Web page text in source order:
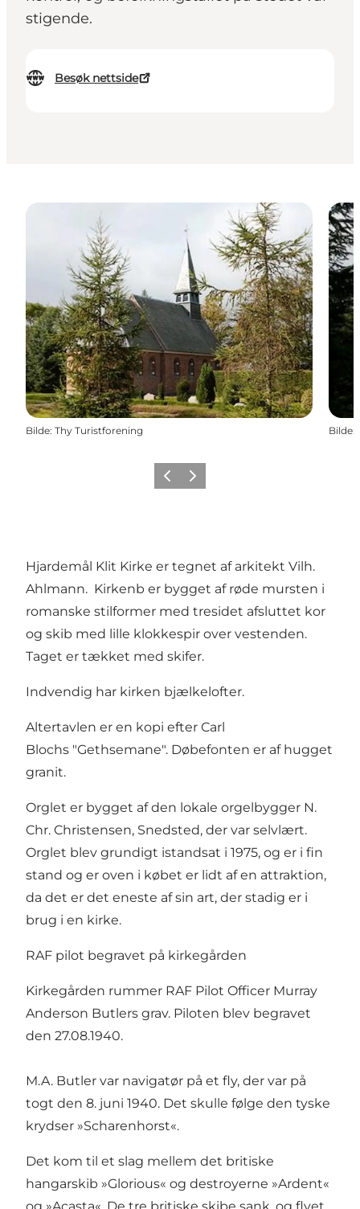
stigende.
Besøk nettside
Bilde: Thy Turistforening Bilde:
ForrigeNeste
Hjardemål Klit Kirke er tegnet af arkitekt Vilh.
Ahlmann. Kirkenb er bygget af røde mursten i
romanske stilformer med tresidet afsluttet kor
og skib med lille klokkespir over vestenden.
Taget er tækket med skifer.
Indvendig har kirken bjælkelofter.
Altertavlen er en kopi efter Carl
Blochs "Gethsemane". Døbefonten er af hugget
granit.
Orglet er bygget af den lokale orgelbygger N.
Chr. Christensen, Snedsted, der var selvlært.
Orglet blev grundigt istandsat i 1975, og er i fin
stand og er oven i købet er lidt af en attraktion,
da det er det eneste af sin art, der stadig er i
brug i en kirke.
RAF pilot begravet på kirkegården
Kirkegården rummer RAF Pilot Officer Murray
Anderson Butlers grav. Piloten blev begravet
den 27.08.1940.
M.A. Butler var navigatør på et fly, der var på
togt den 8. juni 1940. Det skulle følge den tyske
krydser »Scharenhorst«.
Det kom til et slag mellem det britiske
hangarskib »Glorious« og destroyerne »Ardent«